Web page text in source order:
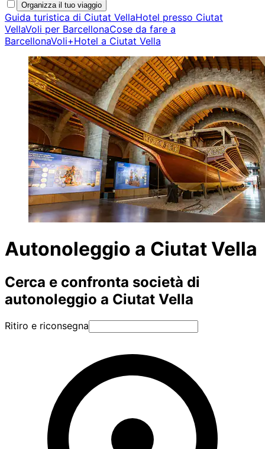
Organizza il tuo viaggio
Guida turistica di Ciutat VellaHotel presso Ciutat
VellaVoli per BarcellonaCose da fare a
BarcellonaVoli+Hotel a Ciutat Vella
Autonoleggio a Ciutat Vella
Cerca e confronta società di
autonoleggio a Ciutat Vella
Ritiro e riconsegna